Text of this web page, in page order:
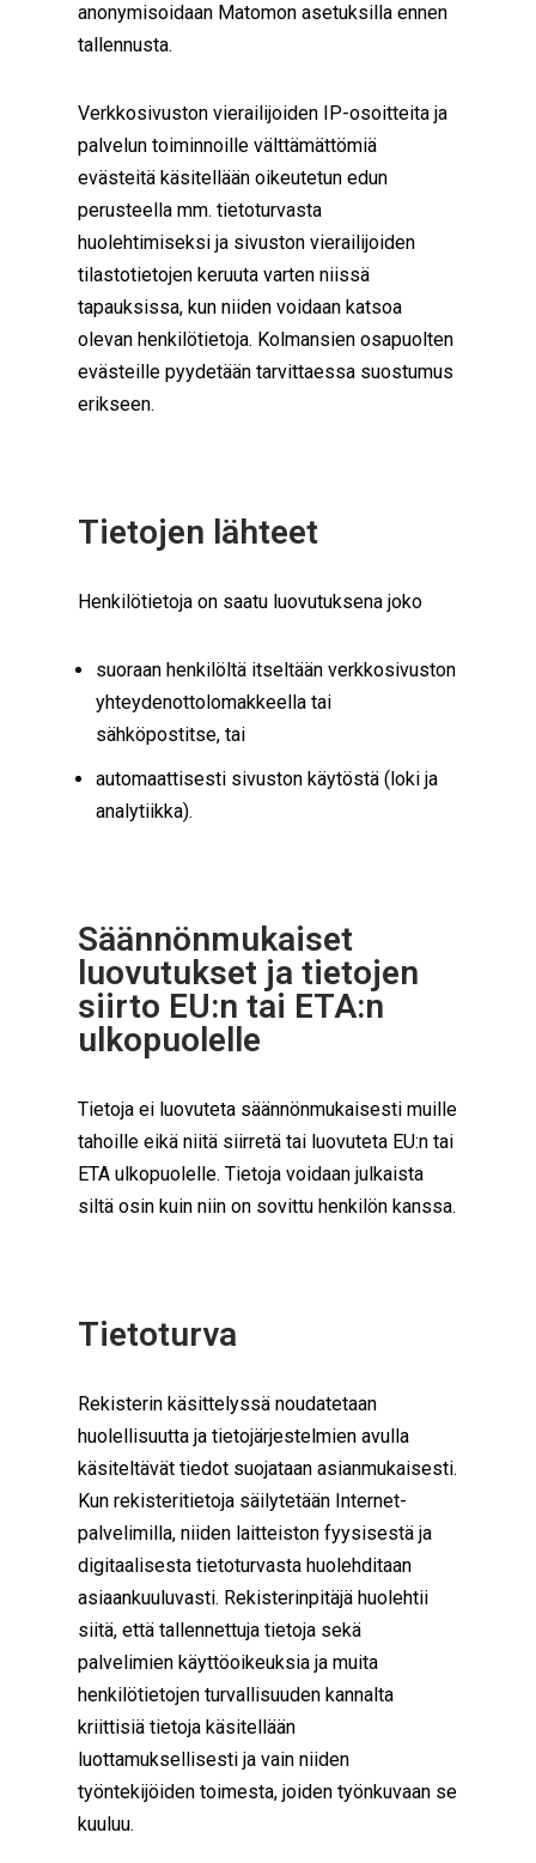
anonymisoidaan Matomon asetuksilla ennen
tallennusta.
Verkkosivuston vierailijoiden IP-osoitteita ja
palvelun toiminnoille välttämättömiä
evästeitä käsitellään oikeutetun edun
perusteella mm. tietoturvasta
huolehtimiseksi ja sivuston vierailijoiden
tilastotietojen keruuta varten niissä
tapauksissa, kun niiden voidaan katsoa
olevan henkilötietoja. Kolmansien osapuolten
evästeille pyydetään tarvittaessa suostumus
erikseen.
Tietojen lähteet
Henkilötietoja on saatu luovutuksena joko
suoraan henkilöltä itseltään verkkosivuston
yhteydenottolomakkeella tai
sähköpostitse, tai
automaattisesti sivuston käytöstä (loki ja
analytiikka).
Säännönmukaiset
luovutukset ja tietojen
siirto EU:n tai ETA:n
ulkopuolelle
Tietoja ei luovuteta säännönmukaisesti muille
tahoille eikä niitä siirretä tai luovuteta EU:n tai
ETA ulkopuolelle. Tietoja voidaan julkaista
siltä osin kuin niin on sovittu henkilön kanssa.
Tietoturva
Rekisterin käsittelyssä noudatetaan
huolellisuutta ja tietojärjestelmien avulla
käsiteltävät tiedot suojataan asianmukaisesti.
Kun rekisteritietoja säilytetään Internet-
palvelimilla, niiden laitteiston fyysisestä ja
digitaalisesta tietoturvasta huolehditaan
asiaankuuluvasti. Rekisterinpitäjä huolehtii
siitä, että tallennettuja tietoja sekä
palvelimien käyttöoikeuksia ja muita
henkilötietojen turvallisuuden kannalta
kriittisiä tietoja käsitellään
luottamuksellisesti ja vain niiden
työntekijöiden toimesta, joiden työnkuvaan se
kuuluu.